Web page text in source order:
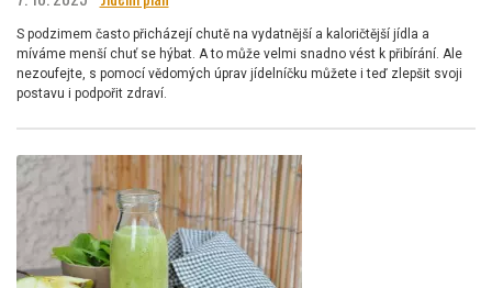
S podzimem často přicházejí chutě na vydatnější a kaloričtější jídla a
míváme menší chuť se hýbat. A to může velmi snadno vést k přibírání. Ale
nezoufejte, s pomocí vědomých úprav jídelníčku můžete i teď zlepšit svoji
postavu i podpořit zdraví.